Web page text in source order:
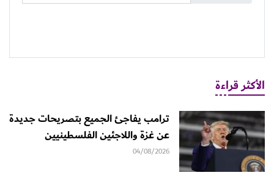
الأكثر قراءة
ترامب يفاجئ الجميع بتصريحات جديدة
عن غزة واللاجئين الفلسطينيين
04/08/2026